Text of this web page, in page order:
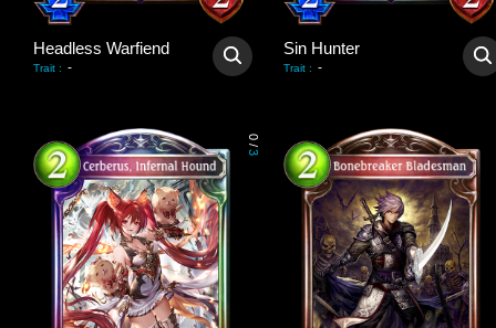
Headless Warfiend
Trait : -
Sin Hunter
Trait : -
0
/
3